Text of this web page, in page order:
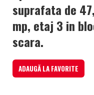
suprafata de
mp, etaj 3 in
scara.
ADAUGĂ LA FAVORITE